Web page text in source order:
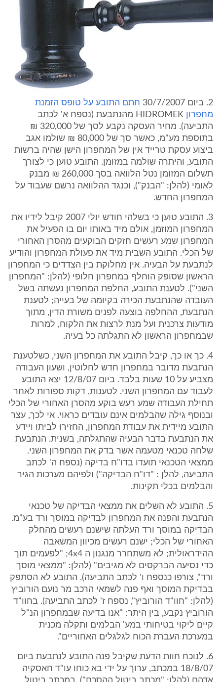
2. ביום 30/7/2007
חתם התובע על טופס הזמנת
מחפרון
HIDROMEK מהנתבעת (נספח א' לכתב
התביעה). מחיר העסקה נקבע לסך של 320,000 ₪
בתוספת מע"מ, כאשר סך של 80,000 ₪ שולמו אגב
ביצוע עסקת טרייד אין של המחפרון הישן שהיה ברשות
התובע, והיתרה שולמה במזומן. התובע טוען כי לצורך
תשלום המזומן נטל הלוואה בסך 260,000 ₪ מבנק
לאומי (להלן: "הבנק"), וכנגד ההלוואה נרשם שעבוד על
המחפרון החדש.
3. התובע טוען כי בשלהי חודש יולי 2007 קיבל לידיו את
המחפרון המוזמן, אולם מיד באותו יום בו הפעיל את
המחפרון שמע רעשים חזקים הבוקעים מהסרן האחורי
של הכלי. התובע השבית מיד את פעולת המחפרון והודיע
לנתבעת על הבעיה. אין מחלוקת בין הצדדים כי המחפרון
הראשון שסופק הוחלף במחפרון חלופי (להלן: "המחפרון
השני"). לטענת התובע, החלפת המחפרון נעשתה בשל
העובדה שהנתבעת הכירה בקיומה של בעייה; לטענת
הנתבעת, ההחלפה בוצעה לפנים משורת הדין, מתוך
מודעות צרכנית ועל מנת לרצות את הלקוח, למרות
שבמחפרון הראשון לא התגלתה כל בעיה.
4. כך או כך, קיבל התובע את המחפרון השני, כשלטענת
הנתבעת מדובר במחפרון חדש לחלוטין, ושעון העבודה
מצביע על 10 שעות בלבד. ביום 12/8/07 יצא התובע
לעבוד עם המחפרון השני. לטענות, דקות ספורות לאחר
תחילת העבודה שמע רעש בוקע מהסרן האחורי של הכלי
ובנוסף גילה שהבלמים אינם עובדים כראוי. אי לכך, עצר
התובע מיידית את עבודת המחפרון, החזירו לביתו ויידע
את הנתבעת בדבר הבעיה שהתגלתה, בשנית. הנתבעת
שלחה טכנאי מטעמה אשר בדק את המחפרון השני.
ממצאי הטכנאי תועדו בדו"ח בדיקה (נספח ה' לכתב
התביעה, להלן : "דו"ח הבדיקה") ולפיהם מערכות הגיר
והבלמים בכלי תקינות.
5. התובע לא השלים את ממצאי הבדיקה של טכנאי
הנתבעת והפנה את המחפרון לבדיקה במוסך ורד בע"מ.
הבדיקה במוסך ורד העלתה שישנם רעשים מהחלק
האחורי של הכלי; ישנם רעשים מכיוון המשאבה
ההידראולית; לא משתחרר מנגנון ה 4x4; "לפעמים תוך
כדי נסיעה הברקסים לא מגיבים" (להלן: "ממצאי מוסך
ורד", צורפו כנספח ו' לכתב התביעה). התובע לא הסתפק
בבדיקת המוסך ואף פנה לשמאי הרכב מר נועם הורוביץ
(להלן: "חוו"ד הורוביץ", נספח ז' לכתב התביעה). בחוו"ד
הורוביץ נקבע, בין היתר: "אנו בדיעה שבמחפרון הנ"ל
קיים ליקוי בטיחותי במע' הבלמים ותקלה מכנית
במערכת העברת הכוח לגלגלים האחוריים".
6. לנוכח חוות הדעת שקיבל פנה התובע לנתבעת ביום
18/8/07 במכתב, ערוך על ידי בא כוחו עו"ד חאסקיה